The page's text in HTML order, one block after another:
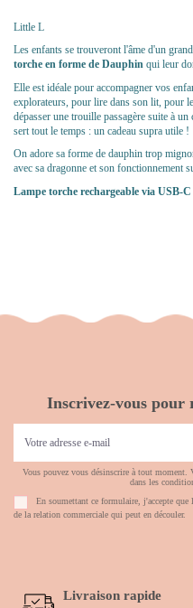
Little L
Les enfants se trouveront l'âme d'un
torche en forme de Dauphin qui leur
Elle est idéale pour accompagner vos
explorateurs, pour lire dans son lit, pour
dépasser une trouille passagère suite à
sert tout le temps : un cadeau supra utile !
On adore sa forme de dauphin trop
avec sa dragonne et son fonctionnement
Lampe torche rechargeable via USB-C
Inscrivez-vous pour
Vous pouvez vous désinscrire à tout moment.
dans les
En soumettant ce formulaire, j'accepte
de la relation commerciale qui peut en découler.
Livraison rapide